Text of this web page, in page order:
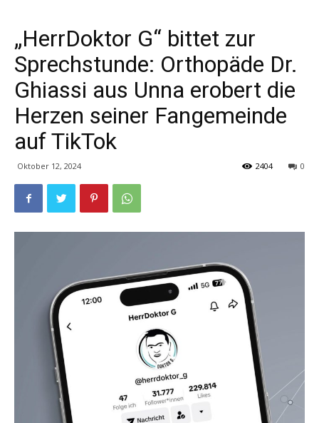
„HerrDoktor G“ bittet zur
Sprechstunde: Orthopäde Dr.
Ghiassi aus Unna erobert die
Herzen seiner Fangemeinde
auf TikTok
Oktober 12, 2024 0
2404